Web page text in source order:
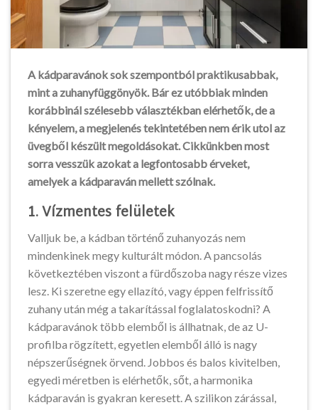
A kádparavánok sok szempontból praktikusabbak,
mint a zuhanyfüggönyök. Bár ez utóbbiak minden
korábbinál szélesebb választékban elérhetők, de a
kényelem, a megjelenés tekintetében nem érik utol az
üvegből készült megoldásokat. Cikkünkben most
sorra vesszük azokat a legfontosabb érveket,
amelyek a kádparaván mellett szólnak.
1. Vízmentes felületek
Valljuk be, a kádban történő zuhanyozás nem
mindenkinek megy kulturált módon. A pancsolás
következtében viszont a fürdőszoba nagy része vizes
lesz. Ki szeretne egy ellazító, vagy éppen felfrissítő
zuhany után még a takarítással foglalatoskodni? A
kádparavánok több elemből is állhatnak, de az U-
profilba rögzített, egyetlen elemből álló is nagy
népszerűségnek örvend. Jobbos és balos kivitelben,
egyedi méretben is elérhetők, sőt, a harmonika
kádparaván is gyakran keresett. A szilikon zárással,